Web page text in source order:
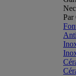
Par